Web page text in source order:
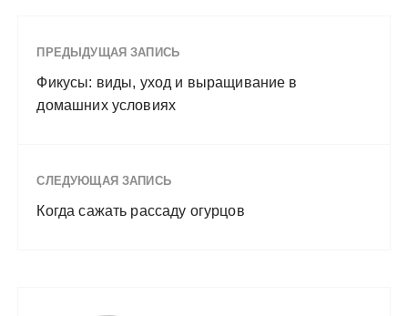
ПРЕДЫДУЩАЯ ЗАПИСЬ
Фикусы: виды, уход и выращивание в
домашних условиях
СЛЕДУЮЩАЯ ЗАПИСЬ
Когда сажать рассаду огурцов